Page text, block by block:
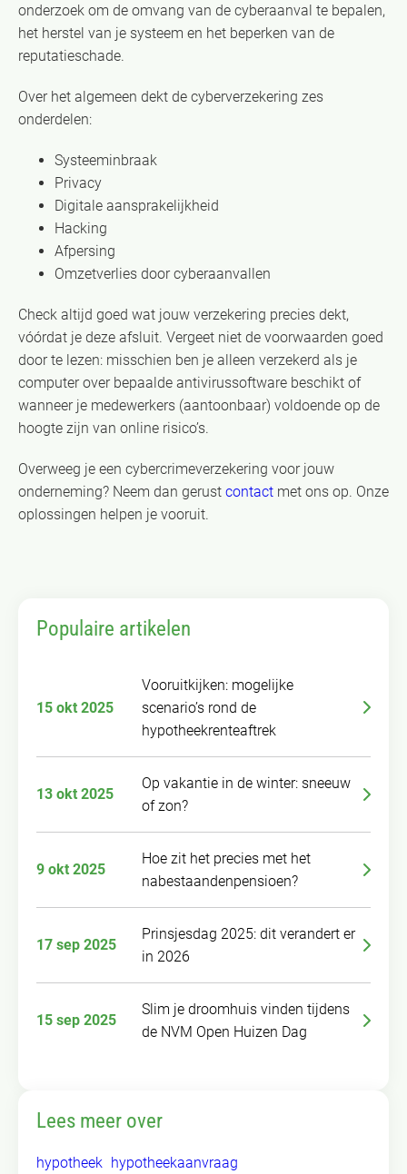
onderzoek om de omvang van de cyberaanval te bepalen,
het herstel van je systeem en het beperken van de
reputatieschade.
Over het algemeen dekt de cyberverzekering zes
onderdelen:
Systeeminbraak
Privacy
Digitale aansprakelijkheid
Hacking
Afpersing
Omzetverlies door cyberaanvallen
Check altijd goed wat jouw verzekering precies dekt,
vóórdat je deze afsluit. Vergeet niet de voorwaarden goed
door te lezen: misschien ben je alleen verzekerd als je
computer over bepaalde antivirussoftware beschikt of
wanneer je medewerkers (aantoonbaar) voldoende op de
hoogte zijn van online risico’s.
Overweeg je een cybercrimeverzekering voor jouw
onderneming? Neem dan gerust contact met ons op. Onze
oplossingen helpen je vooruit.
Populaire artikelen
15 okt 2025
Vooruitkijken: mogelijke
scenario’s rond de
hypotheekrenteaftrek
13 okt 2025
Op vakantie in de winter: sneeuw
of zon?
9 okt 2025
Hoe zit het precies met het
nabestaandenpensioen?
17 sep 2025
Prinsjesdag 2025: dit verandert er
in 2026
15 sep 2025
Slim je droomhuis vinden tijdens
de NVM Open Huizen Dag
Lees meer over
hypotheek hypotheekaanvraag